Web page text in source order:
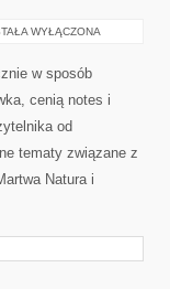
WYŁĄCZONA
w sposób
cenią notes i
od
tematy związane z
Natura i